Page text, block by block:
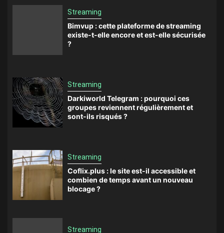
Streaming
Bimvup : cette plateforme de streaming
existe-t-elle encore et est-elle sécurisée
?
Streaming
Darkiworld Telegram : pourquoi ces
groupes reviennent régulièrement et
sont-ils risqués ?
Streaming
Coflix.plus : le site est-il accessible et
combien de temps avant un nouveau
blocage ?
Streaming